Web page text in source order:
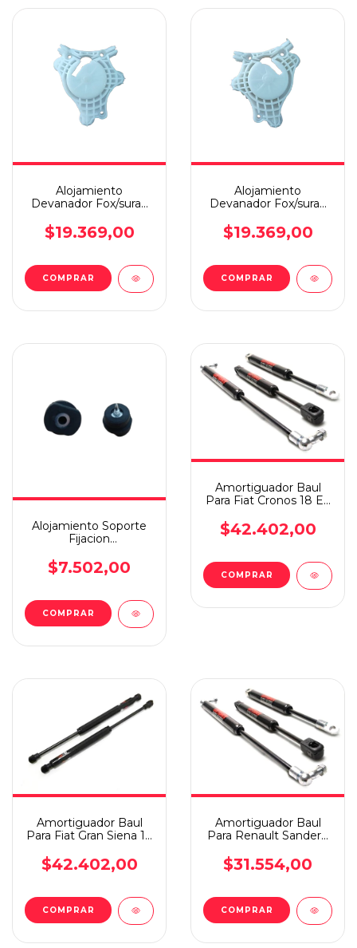
Alojamiento
Devanador Fox/suran
$19.369,00
COMPRAR
Alojamiento
Devanador Fox/suran
$19.369,00
COMPRAR
Alojamiento Soporte
Fijacion
$7.502,00
COMPRAR
Amortiguador Baul
Para Fiat Cronos 18 En
$42.402,00
COMPRAR
Amortiguador Baul
Para Fiat Gran Siena 18
$42.402,00
COMPRAR
Amortiguador Baul
Para Renault Sandero
$31.554,00
COMPRAR